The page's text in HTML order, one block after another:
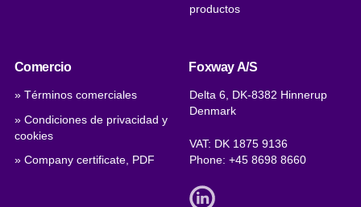
productos
Comercio
» Términos comerciales
» Condiciones de privacidad y
cookies
» Company certificate, PDF
Foxway A/S
Delta 6, DK-8382 Hinnerup
Denmark
VAT: DK 1875 9136
Phone:+45 8698 8660